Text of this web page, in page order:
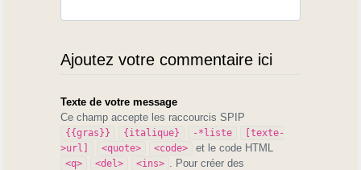
Ajoutez votre commentaire ici
Texte de votre message
Ce champ accepte les raccourcis SPIP
{{gras}} {italique} -*liste
[texte-
>url]
<quote> <code> et le code HTML
<q> <del> <ins>
. Pour créer des